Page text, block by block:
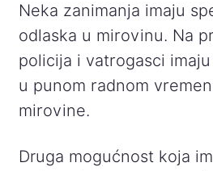
Neka zanimanja imaju
odlaska u mirovinu. Na
policija i vatrogasci
u punom radnom
mirovine.
Druga mogućnost koja